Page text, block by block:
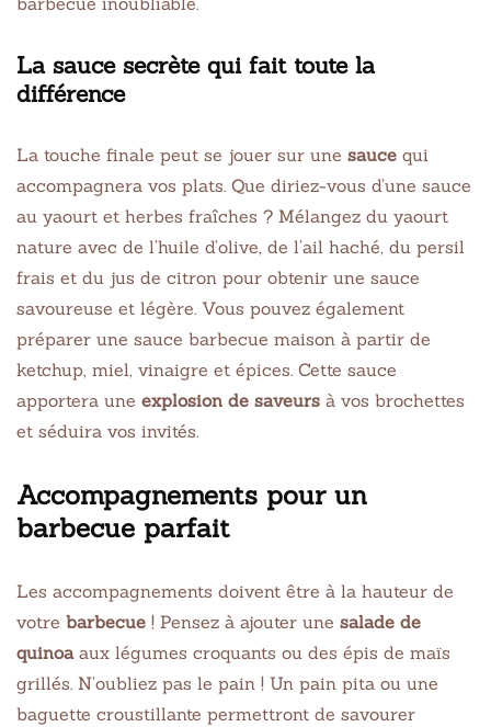
La sauce secrète qui fait toute la
différence
La touche finale peut se jouer sur une sauce qui
accompagnera vos plats. Que diriez-vous d’une sauce
au yaourt et herbes fraîches ? Mélangez du yaourt
nature avec de l’huile d’olive, de l’ail haché, du persil
frais et du jus de citron pour obtenir une sauce
savoureuse et légère. Vous pouvez également
préparer une sauce barbecue maison à partir de
ketchup, miel, vinaigre et épices. Cette sauce
apportera une explosion de saveurs à vos brochettes
et séduira vos invités.
Accompagnements pour un
barbecue parfait
Les accompagnements doivent être à la hauteur de
votre barbecue ! Pensez à ajouter une salade de
quinoaaux légumes croquants ou des épis de maïs
grillés. N’oubliez pas le pain ! Un pain pita ou une
baguette croustillante permettront de savourer